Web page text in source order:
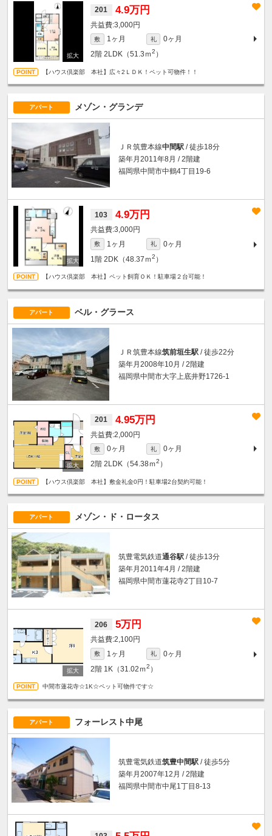
201 4.9万円
3,000円
敷 1ヶ月 礼
0ヶ月
2階 2LDK（51.3ｍ2 ）
【ハウス倶楽部 本社】広々2ＬＤＫ！ペット可物件！！
アパート メゾン・グランデ
ＪＲ筑豊本線中間駅 / 徒歩18分
築年月2011年8月 / 2階建
福岡県中間市中鶴4丁目19-6
103 4.9万円
3,000円
敷 1ヶ月 礼
0ヶ月
1階 2DK（48.37ｍ2 ）
【ハウス倶楽部 本社】ペット飼育ＯＫ！駐車場２台可能！
アパート ベル・グラース
ＪＲ筑豊本線筑前垣生駅 / 徒歩22分
築年月2008年10月 / 2階建
福岡県中間市大字上底井野1726-1
201 4.95万円
2,000円
敷 0ヶ月 礼
0ヶ月
2階 2LDK（54.38ｍ2 ）
【ハウス倶楽部 本社】敷金礼金0円！駐車場2台契約可能！
アパート メゾン・ド・ロータス
筑豊電気鉄道通谷駅 / 徒歩13分
築年月2011年4月 / 2階建
福岡県中間市蓮花寺2丁目10-7
206 5万円
2,100円
敷 1ヶ月 礼
0ヶ月
2階 1K（31.02ｍ2 ）
中間市蓮花寺☆1K☆ペット可物件です☆
アパート フォーレスト中尾
筑豊電気鉄道筑豊中間駅 / 徒歩5分
築年月2007年12月 / 2階建
福岡県中間市中尾1丁目8-13